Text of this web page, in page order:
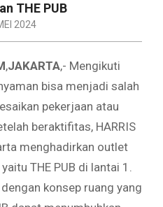
THE PUB
2024
,JAKARTA,- Mengikuti
bisa menjadi salah
pekerjaan atau
beraktifitas, HARRIS
menghadirkan outlet
THE PUB di lantai 1.
konsep ruang yang